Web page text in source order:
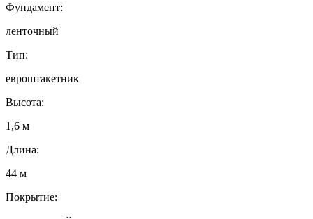
Фундамент:
ленточный
Тип:
евроштакетник
Высота:
1,6 м
Длина:
44 м
Покрытие: